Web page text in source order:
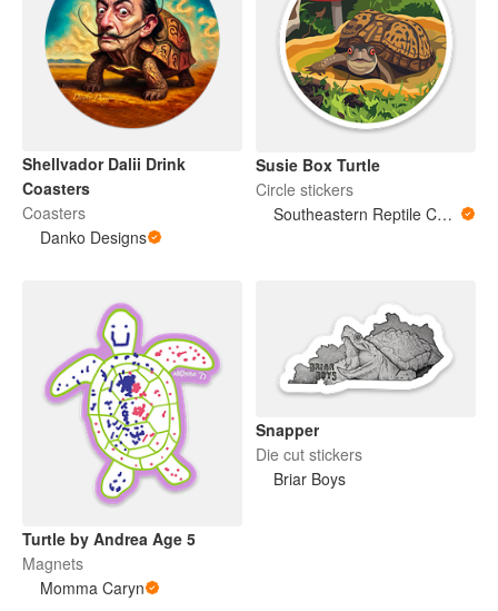
Shellvador Dalii Drink
Coasters
Coasters
Danko Designs
Susie Box Turtle
Circle stickers
Southeastern Reptile Conservation (SERC)
Turtle by Andrea Age 5
Magnets
Momma Caryn
Snapper
Die cut stickers
Briar Boys